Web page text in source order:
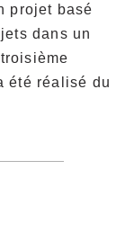
projet basé
dans un
été réalisé du